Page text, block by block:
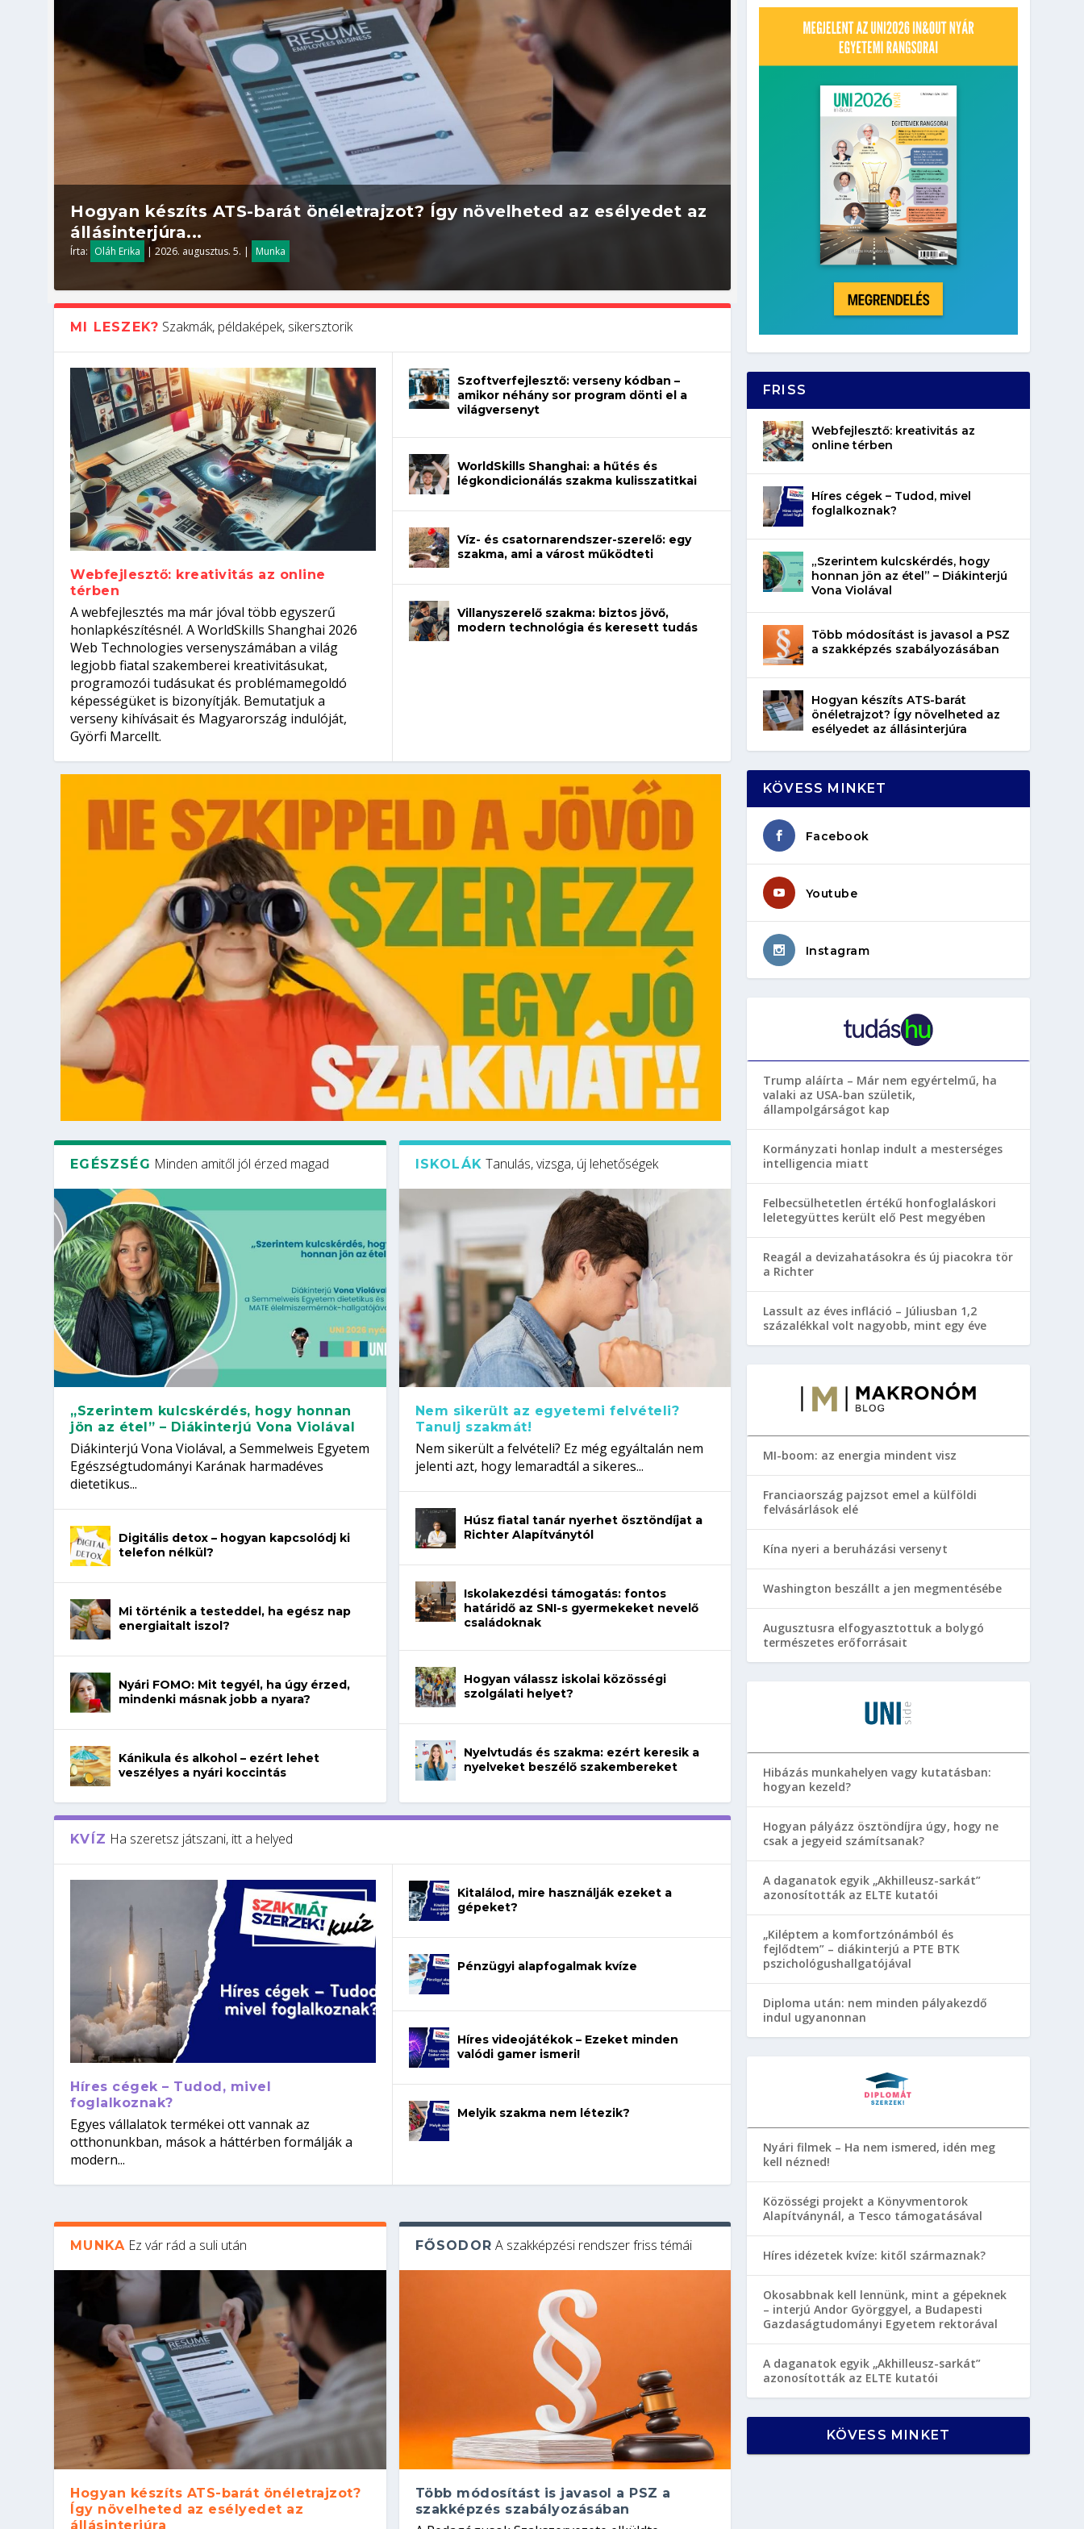
Hogyan készíts ATS-barát önéletrajzot? Így növelheted az esélyedet az
állásinterjúra...
Írta: Oláh Erika |2026. augusztus. 5. | Munka
Kitalálod, mire használják ezeket a gépeket?
Írta: Tóth Mónika |2026. augusztus. 4.| Kvíz
Nem sikerült az egyetemi felvételi? Tanulj szakmát!
Írta: Oláh Erika |2026. augusztus. 4.| Iskolák
Szoftverfejlesztő: verseny kódban – amikor néhány sor program dönti
el a világversenyt...
Írta: Szakmát Szerzek | 2026. augusztus. 3.| Mi leszek?
Digitális detox – hogyan kapcsolódj ki telefon nélkül?
Írta: Oláh Erika |2026. augusztus. 3.| Egészség
MI LESZEK? Szakmák, példaképek, sikersztorik
Webfejlesztő: kreativitás az online
térben
A webfejlesztés ma már jóval több egyszerű
honlapkészítésnél. A WorldSkills Shanghai 2026
Web Technologies versenyszámában a világ
legjobb fiatal szakemberei kreativitásukat,
programozói tudásukat és problémamegoldó
képességüket is bizonyítják. Bemutatjuk a
verseny kihívásait és Magyarország indulóját,
Györfi Marcellt.
Szoftverfejlesztő: verseny kódban –
amikor néhány sor program dönti el a
világversenyt
WorldSkills Shanghai: a hűtés és
légkondicionálás szakma kulisszatitkai
Víz- és csatornarendszer-szerelő: egy
szakma, ami a várost működteti
Villanyszerelő szakma: biztos jövő,
modern technológia és keresett tudás
EGÉSZSÉG Minden amitől jól érzed magad
„Szerintem kulcskérdés, hogy honnan
jön az étel” – Diákinterjú Vona Violával
Diákinterjú Vona Violával, a Semmelweis Egyetem
Egészségtudományi Karának harmadéves
dietetikus...
Digitális detox – hogyan kapcsolódj ki
telefon nélkül?
Mi történik a testeddel, ha egész nap
energiaitalt iszol?
Nyári FOMO: Mit tegyél, ha úgy érzed,
mindenki másnak jobb a nyara?
Kánikula és alkohol – ezért lehet
veszélyes a nyári koccintás
ISKOLÁK Tanulás, vizsga, új lehetőségek
Nem sikerült az egyetemi felvételi?
Tanulj szakmát!
Nem sikerült a felvételi? Ez még egyáltalán nem
jelenti azt, hogy lemaradtál a sikeres...
Húsz fiatal tanár nyerhet ösztöndíjat a
Richter Alapítványtól
Iskolakezdési támogatás: fontos
határidő az SNI-s gyermekeket nevelő
családoknak
Hogyan válassz iskolai közösségi
szolgálati helyet?
Nyelvtudás és szakma: ezért keresik a
nyelveket beszélő szakembereket
KVÍZ Ha szeretsz játszani, itt a helyed
Híres cégek – Tudod, mivel
foglalkoznak?
Egyes vállalatok termékei ott vannak az
otthonunkban, mások a háttérben formálják a
modern...
Kitalálod, mire használják ezeket a
gépeket?
Pénzügyi alapfogalmak kvíze
Híres videojátékok – Ezeket minden
valódi gamer ismeri!
Melyik szakma nem létezik?
MUNKA Ez vár rád a suli után
Hogyan készíts ATS-barát önéletrajzot?
Így növelheted az esélyedet az
állásinterjúra
FŐSODOR A szakképzési rendszer friss témái
Több módosítást is javasol a PSZ a
szakképzés szabályozásában
FRISS
Webfejlesztő: kreativitás az
online térben
Híres cégek – Tudod, mivel
foglalkoznak?
„Szerintem kulcskérdés, hogy
honnan jön az étel” – Diákinterjú
Vona Violával
Több módosítást is javasol a PSZ
a szakképzés szabályozásában
Hogyan készíts ATS-barát
önéletrajzot? Így növelheted az
esélyedet az állásinterjúra
KÖVESS MINKET
Facebook
Youtube
Instagram
Trump aláírta – Már nem egyértelmű, ha
valaki az USA-ban születik,
állampolgárságot kap
Kormányzati honlap indult a mesterséges
intelligencia miatt
Felbecsülhetetlen értékű honfoglaláskori
leletegyüttes került elő Pest megyében
Reagál a devizahatásokra és új piacokra tör
a Richter
Lassult az éves infláció – Júliusban 1,2
százalékkal volt nagyobb, mint egy éve
MI-boom: az energia mindent visz
Franciaország pajzsot emel a külföldi
felvásárlások elé
Kína nyeri a beruházási versenyt
Washington beszállt a jen megmentésébe
Augusztusra elfogyasztottuk a bolygó
természetes erőforrásait
Hibázás munkahelyen vagy kutatásban:
hogyan kezeld?
Hogyan pályázz ösztöndíjra úgy, hogy ne
csak a jegyeid számítsanak?
A daganatok egyik „Akhilleusz-sarkát”
azonosították az ELTE kutatói
„Kiléptem a komfortzónámból és
fejlődtem” – diákinterjú a PTE BTK
pszichológushallgatójával
Diploma után: nem minden pályakezdő
indul ugyanonnan
Nyári filmek – Ha nem ismered, idén meg
kell nézned!
Közösségi projekt a Könyvmentorok
Alapítványnál, a Tesco támogatásával
Híres idézetek kvíze: kitől származnak?
Okosabbnak kell lennünk, mint a gépeknek
– interjú Andor Györggyel, a Budapesti
Gazdaságtudományi Egyetem rektorával
A daganatok egyik „Akhilleusz-sarkát”
azonosították az ELTE kutatói
KÖVESS MINKET